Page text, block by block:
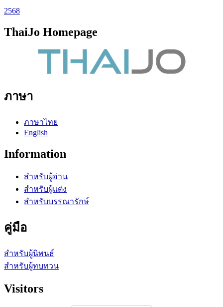
2568
ThaiJo Homepage
ภาษา
ภาษาไทย
English
Information
สำหรับผู้อ่าน
สำหรับผู้แต่ง
สำหรับบรรณารักษ์
คู่มือ
สำหรับผู้นิพนธ์
สำหรับผู้ทบทวน
Visitors